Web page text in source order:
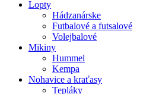
Lopty
Hádzanárske
Futbalové a futsalové
Volejbalové
Mikiny
Hummel
Kempa
Nohavice a kraťasy
Tepláky